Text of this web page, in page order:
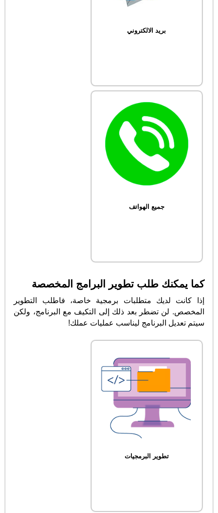
بريد الالكتروني
جميع الهواتف
كما يمكنك طلب تطوير البرامج المخصصة
إذا كانت لديك متطلبات برمجية خاصة، فاطلب التطوير
المخصص. لن تضطر بعد ذلك إلى التكيف مع البرنامج، ولكن
سيتم تعديل البرنامج ليناسب عمليات عملك!
تطوير البرمجيات